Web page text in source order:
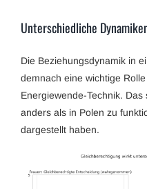
Unterschiedliche
Die Beziehungsdynamik in
demnach eine wichtige
Energiewende-Technik.
anders als in Polen zu
dargestellt haben.